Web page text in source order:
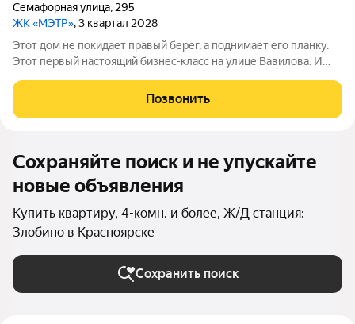
Семафорная улица, 295
ЖК «МЭТР», 3 квартал 2028
Этот дом не покидает правый берег, а поднимает его планку.
Этот первый настоящий бизнес-класс на улице Вавилова. И
панорамных окон. Обязывает
Позвонить
Сохраняйте поиск и не упускайте
новые объявления
Купить квартиру, 4-комн. и более, Ж/Д станция:
Злобино в Красноярске
Сохранить поиск